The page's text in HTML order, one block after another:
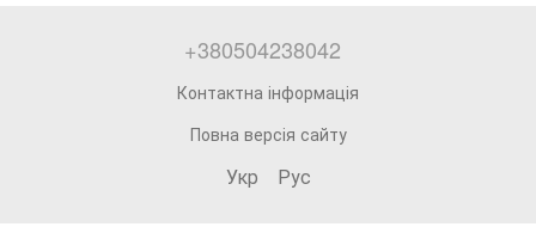
+380504238042
Контактна інформація
Повна версія сайту
Укр Рус